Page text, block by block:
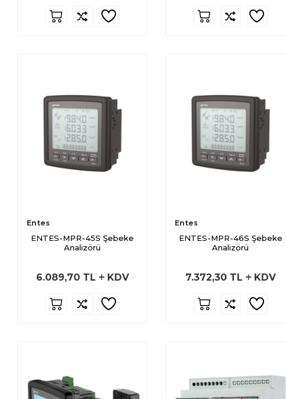
Entes
ENTES-MPR-45S Şebeke
Analizörü
6.089,70TL KDV
Entes
ENTES-MPR-46S Şebeke
Analizörü
7.372,30TL KDV